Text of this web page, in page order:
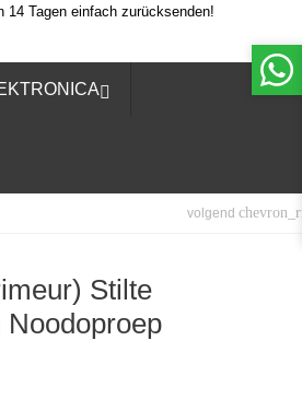
14 Tagen einfach zurücksenden!

volgend
Stilte